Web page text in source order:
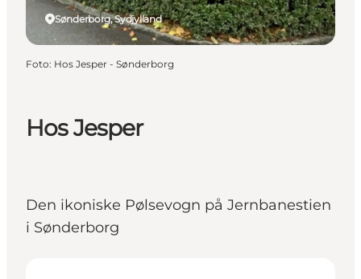
Hos Jesper
Den ikoniske Pølsevogn på Jernbanestien
i Sønderborg
Sønderborg, Sydjylland
Foto: Hos Jesper - Sønderborg